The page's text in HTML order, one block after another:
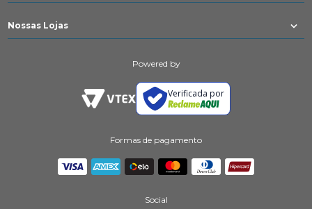
Nossas Lojas
Powered by
Verificada por
Formas de pagamento
Social